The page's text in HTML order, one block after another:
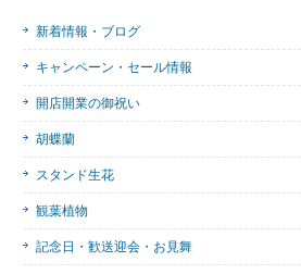
新着情報・ブログ
キャンペーン・セール情報
開店開業の御祝い
胡蝶蘭
スタンド生花
観葉植物
記念日・歓送迎会・お見舞